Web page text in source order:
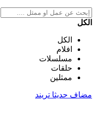
الكل
الكل
افلام
مسلسلات
حلقات
ممثلين
مضاف حديثا تريند